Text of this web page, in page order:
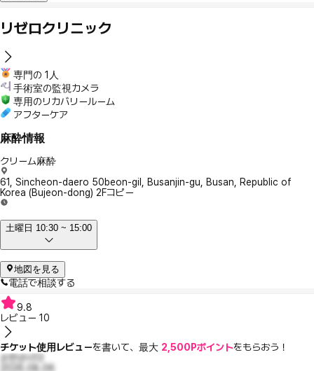
リゼロクリニック
専門の 1人
手術室の監視カメラ
専用のリカバリールーム
アフターケア
麻酔情報
クリーム麻酔
61, Sincheon-daero 50beon-gil, Busanjin-gu, Busan, Republic of
Korea (Bujeon-dong) 2Fコピー
土曜日 10:30 ~ 15:00
地図を見る
電話で相談する
9.8
レビュー 10
チケット使用レビューを書いて、最大 2,500Pポイントをもらおう！
순한낸시13
2026.08.06